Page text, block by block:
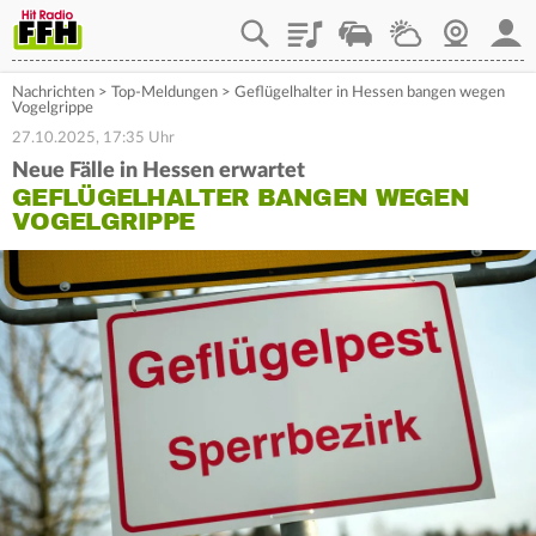
PlaylistStaupilotWetterWebcam
Nachrichten > Top-Meldungen > Geflügelhalter in Hessen bangen wegen
Vogelgrippe
27.10.2025, 17:35 Uhr
Neue Fälle in Hessen erwartet
GEFLÜGELHALTER BANGEN WEGEN
VOGELGRIPPE